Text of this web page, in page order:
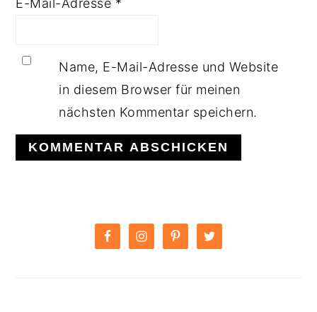
Name, E-Mail-Adresse und Website
in diesem Browser für meinen
nächsten Kommentar speichern.
SIDEBAR